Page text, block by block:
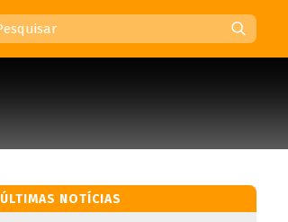
ÚLTIMAS NOTÍCIAS